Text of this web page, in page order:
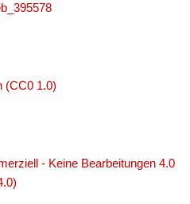
(CC0 1.0)
- Keine Bearbeitungen 4.0